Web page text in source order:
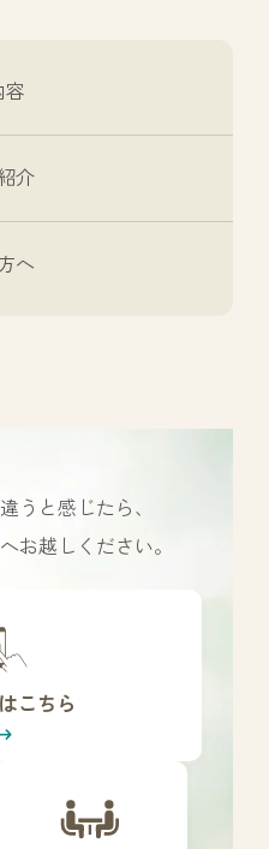
容
介
へ
うと感じたら、
お越しください。
こちら